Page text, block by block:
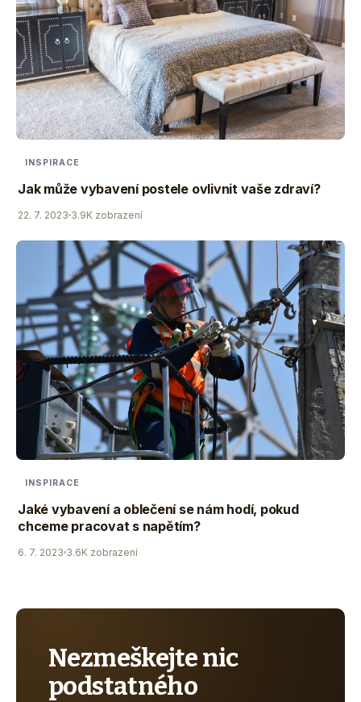
INSPIRACE
Jak může vybavení postele ovlivnit vaše zdraví?
22. 7. 2023 3.9K zobrazení
INSPIRACE
Jaké vybavení a oblečení se nám hodí, pokud
chceme pracovat s napětím?
6. 7. 2023 3.6K zobrazení
Nezmeškejte nic
podstatného